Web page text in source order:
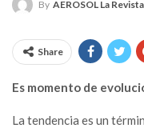
By AEROSOL La Revista
Share
Es momento de
La tendencia es un